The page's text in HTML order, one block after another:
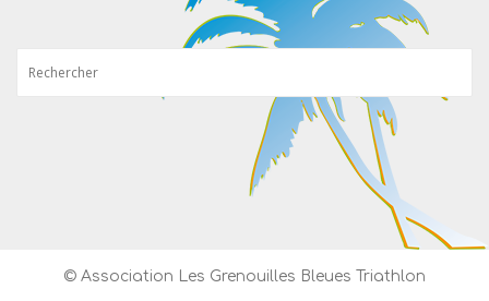
© Association Les Grenouilles Bleues Triathlon